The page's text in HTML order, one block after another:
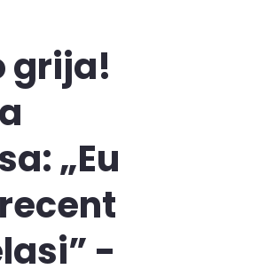
grija!
„Eu
-